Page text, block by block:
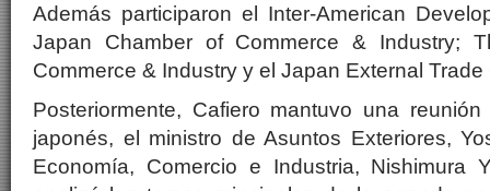
Además participaron el Inter-American
Japan Chamber of Commerce & Industry;
Commerce & Industry y el Japan External
Posteriormente, Cafiero mantuvo una
japonés, el ministro de Asuntos Exteriores,
Economía, Comercio e Industria, Nishimura